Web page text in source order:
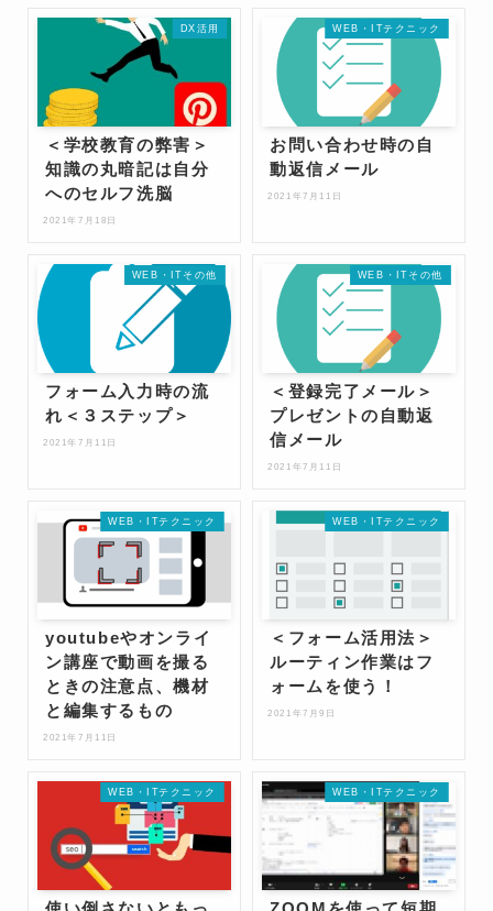
DX活用
＜学校教育の弊害＞
知識の丸暗記は自分
へのセルフ洗脳
2021年7月18日
WEB・ITテクニック
お問い合わせ時の自
動返信メール
2021年7月11日
WEB・ITその他
フォーム入力時の流
れ＜３ステップ＞
2021年7月11日
WEB・ITその他
＜登録完了メール＞
プレゼントの自動返
信メール
2021年7月11日
WEB・ITテクニック
youtubeやオンライ
ン講座で動画を撮る
ときの注意点、機材
と編集するもの
2021年7月11日
WEB・ITテクニック
＜フォーム活用法＞
ルーティン作業はフ
ォームを使う！
2021年7月9日
WEB・ITテクニック WEB・ITテクニック